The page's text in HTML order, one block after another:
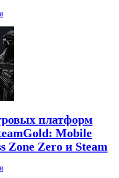
платформ
Mobile
Zone Zero и Steam